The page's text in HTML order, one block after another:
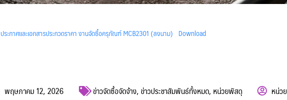
ประกาศและเอกสารประกวดราคา งานจัดซื้อครุภัณฑ์ MCB2301 (ลงนาม) Download
พฤษภาคม 12, 2026 ข่าวจัดซื้อจัดจ้าง,ข่าวประชาสัมพันธ์ทั้งหมด, หน่วยพัสดุ หน่ว